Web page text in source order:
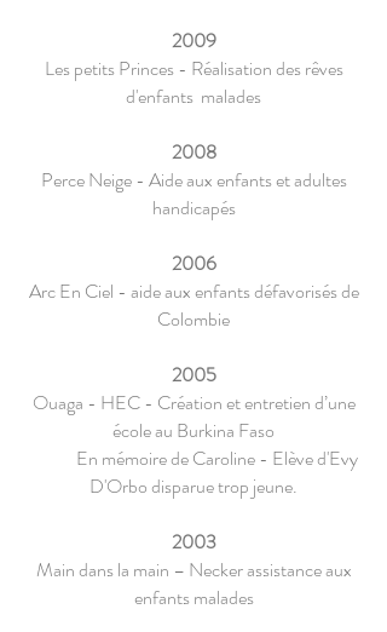
2009
Les petits Princes - Réalisation des rêves
d'enfants malades
2008
Perce Neige - Aide aux enfants et adultes
handicapés
2006
Arc En Ciel - aide aux enfants défavorisés de
Colombie
2005
Ouaga - HEC - Création et entretien d’une
école au Burkina Faso
En mémoire de Caroline - Elève d'Evy
D'Orbo disparue trop jeune.
2003
Main dans la main – Necker assistance aux
enfants malades